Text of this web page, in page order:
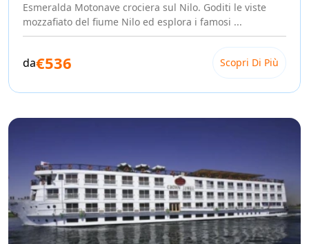
Lacrociera sul Lago Nasserè un'esperienza
completamente diversa — silenziosa, quasi senza altri
visione.
Non sai da dove iniziare?
personalmente, ascolterà le tue aspettative e ti aiuterà a
costruire la crociera giusta per te: nei giorni giusti, con la
Il Nilo ti aspetta. Lascia che sia lui a raccontarti l'Egitto.
Esmeralda Motonave crociera sul Nilo. Goditi le viste
mozzafiato del fiume Nilo ed esplora i famosi ...
da€536 Scopri Di Più